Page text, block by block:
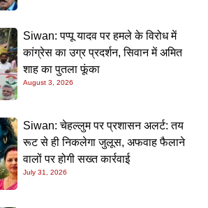
Siwan: पप्पू यादव पर हमले के विरोध में
कांग्रेस का उग्र प्रदर्शन, सिवान में अमित
शाह का पुतला फूंका
August 3, 2026
Siwan: चेहल्लुम पर प्रशासन अलर्ट: तय
रूट से ही निकलेगा जुलूस, अफवाह फैलाने
वालों पर होगी सख्त कार्रवाई
July 31, 2026